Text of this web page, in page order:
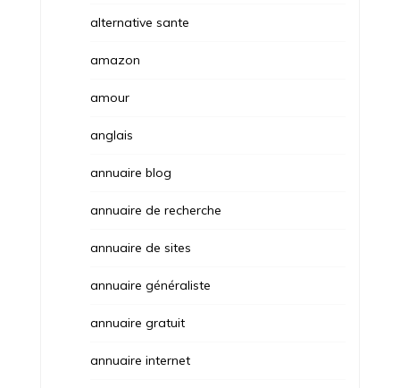
alternative sante
amazon
amour
anglais
annuaire blog
annuaire de recherche
annuaire de sites
annuaire généraliste
annuaire gratuit
annuaire internet